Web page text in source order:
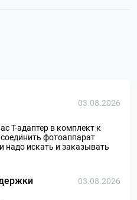
03.08.2026
Т-адаптер в комплект к
фотоаппарат
надо искать и заказывать
03.08.2026